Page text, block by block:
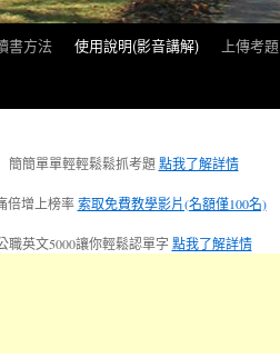
書方法 使用說明(影音講解) 上傳考題
簡簡單單輕輕鬆鬆抓考題 點我了解詳情
倍增上榜率 索取免費教學影片(名額僅100名)
職英文5000讓你輕鬆認單字 點我了解詳情